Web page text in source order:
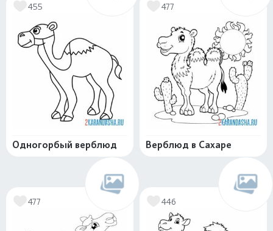
455
Одногорбый верблюд
477
Верблюд в Сахаре
477 446